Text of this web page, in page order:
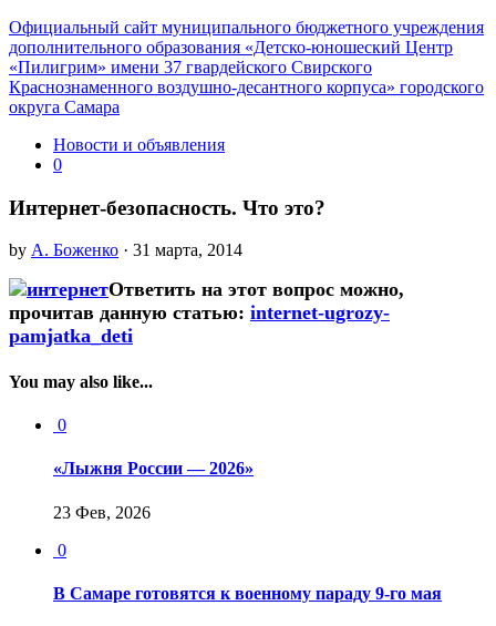
Официальный сайт муниципального бюджетного учреждения
дополнительного образования «Детско-юношеский Центр
«Пилигрим» имени 37 гвардейского Свирского
Краснознаменного воздушно-десантного корпуса» городского
округа Самара
Новости и объявления
0
Интернет-безопасность. Что это?
by А. Боженко · 31 марта, 2014
Ответить на этот вопрос можно,
прочитав данную статью: internet-ugrozy-
pamjatka_deti
You may also like...
0
«Лыжня России — 2026»
23 Фев, 2026
0
В Самаре готовятся к военному параду 9-го мая